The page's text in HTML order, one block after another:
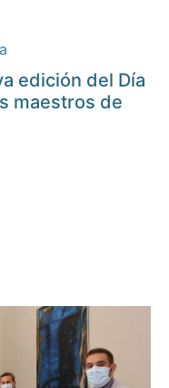
edición del Día
maestros de